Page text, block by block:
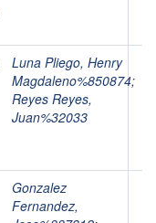
Luna Pliego, Henry
Magdaleno%850874;
Reyes Reyes,
Juan%32033
Gonzalez
Fernandez,